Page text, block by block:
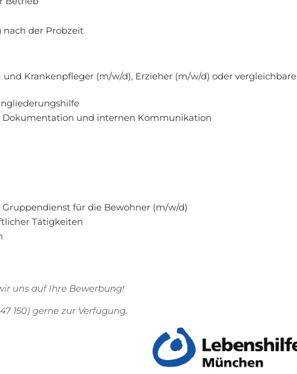
der Probzeit
Krankenpfleger (m/w/d), Erzieher (m/w/d) oder vergleichbare
und internen Kommunikation
für die Bewohner (m/w/d)
Tätigkeiten
uns auf Ihre Bewerbung!
150) gerne zur Verfügung.